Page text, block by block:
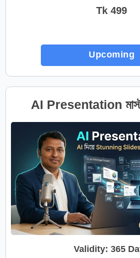
Tk 499
Upcoming
AI Presentation
Stunning Slides ও
করুন
Validity: 365